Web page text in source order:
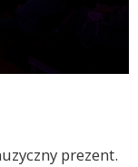
prezent.